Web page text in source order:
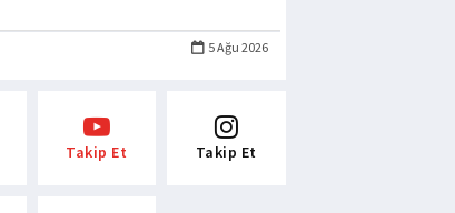
5 Ağu 2026
Takip Et Takip Et